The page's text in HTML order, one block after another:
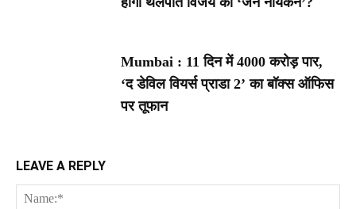
Mumbai : 11 दिन में 4000 करोड़ पार,
‘द डेविल वियर्स प्राडा 2’ का बॉक्स ऑफिस
पर तूफान
LEAVE A REPLY